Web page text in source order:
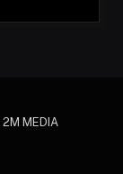
2M MEDIA